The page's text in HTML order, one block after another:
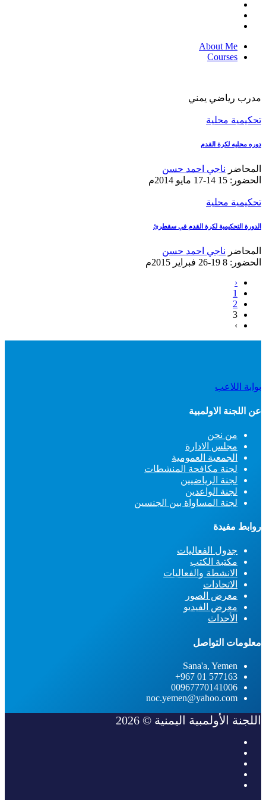
About Me
Courses
مدرب رياضي يمني
تحكيمية محلية
دوره محليه لكرة القدم
المحاضر ناجي احمد حسن
الحضور: 15
14-17 مايو 2014م
تحكيمية محلية
الدورة التحكيمية لكرة القدم في سقطرئ
المحاضر ناجي احمد حسن
الحضور: 8
19-26 فبراير 2015م
‹
1
2
3
›
بوابة اللاعب
عن اللجنة الاولمبية
من نحن
مجلس الادارة
الجمعية العمومية
لجنة مكافحة المنشطات
لجنة الرياضيين
لجنة الواعدين
لجنة المساواة بين الجنسين
روابط مفيدة
جدول الفعاليات
مكتبة الكتب
الانشطة والفعاليات
الاتحادات
معرض الصور
معرض الفيديو
الأحداث
معلومات التواصل
Sana'a, Yemen
577163 01 967+
00967770141006
noc.yemen@yahoo.com
اللجنة الأولمبية اليمنية © 2026